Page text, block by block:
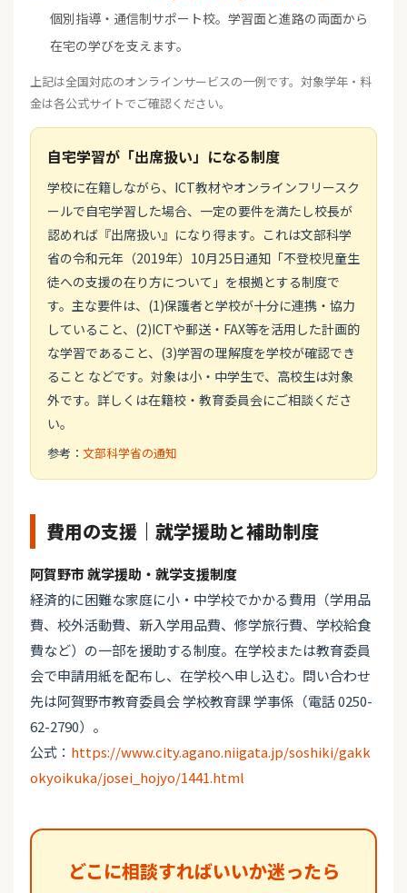
個別指導・通信制サポート校。学習面と進路の両面から
在宅の学びを支えます。
上記は全国対応のオンラインサービスの一例です。対象学年・料
金は各公式サイトでご確認ください。
自宅学習が「出席扱い」になる制度
学校に在籍しながら、ICT教材やオンラインフリースク
ールで自宅学習した場合、一定の要件を満たし校長が
認めれば『出席扱い』になり得ます。これは文部科学
省の令和元年（2019年）10月25日通知「不登校児童生
徒への支援の在り方について」を根拠とする制度で
す。主な要件は、(1)保護者と学校が十分に連携・協力
していること、(2)ICTや郵送・FAX等を活用した計画的
な学習であること、(3)学習の理解度を学校が確認でき
ること などです。対象は小・中学生で、高校生は対象
外です。詳しくは在籍校・教育委員会にご相談くださ
い。
参考： 文部科学省の通知
費用の支援｜就学援助と補助制度
阿賀野市 就学援助・就学支援制度
経済的に困難な家庭に小・中学校でかかる費用（学用品
費、校外活動費、新入学用品費、修学旅行費、学校給食
費など）の一部を援助する制度。在学校または教育委員
会で申請用紙を配布し、在学校へ申し込む。問い合わせ
先は阿賀野市教育委員会 学校教育課 学事係（電話 0250-
62-2790）。
公式： https://www.city.agano.niigata.jp/soshiki/gakk
okyoikuka/josei_hojyo/1441.html
どこに相談すればいいか迷ったら